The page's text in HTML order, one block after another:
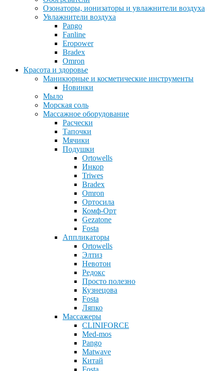
Озонаторы, ионизаторы и увлажнители воздуха
Увлажнители воздуха
Pango
Fanline
Eropower
Bradex
Omron
Красота и здоровье
Маникюрные и косметические инструменты
Новинки
Мыло
Морская соль
Массажное оборудование
Расчески
Тапочки
Мячики
Подушки
Ortowells
Инкор
Triwes
Bradex
Omron
Ортосила
Комф-Орт
Gezatone
Fosta
Аппликаторы
Ortowells
Элтиз
Невотон
Редокс
Просто полезно
Кузнецова
Fosta
Ляпко
Массажеры
CLINIFORCE
Med-mos
Pango
Matwave
Китай
Fosta